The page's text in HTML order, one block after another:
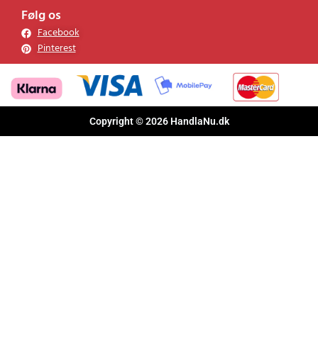
Følg os
Facebook
Pinterest
Copyright © 2026 HandlaNu.dk